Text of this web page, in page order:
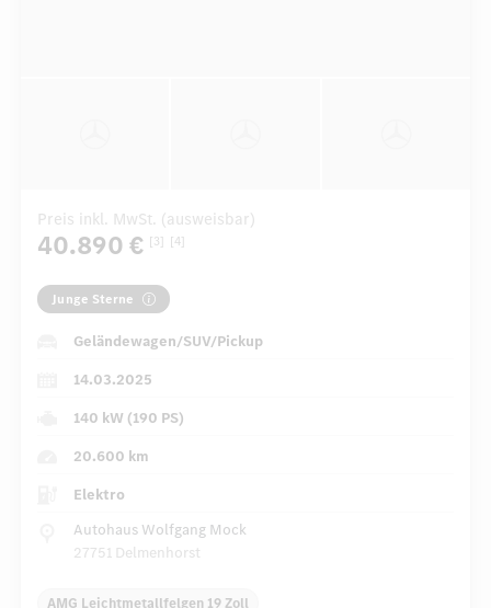
Preis inkl. MwSt. (ausweisbar)
40.890 € [3] [4]
Junge Sterne
Geländewagen/SUV/Pickup
14.03.2025
140 kW (190 PS)
20.600 km
Elektro
Autohaus Wolfgang Mock
27751 Delmenhorst
AMG Leichtmetallfelgen 19 Zoll